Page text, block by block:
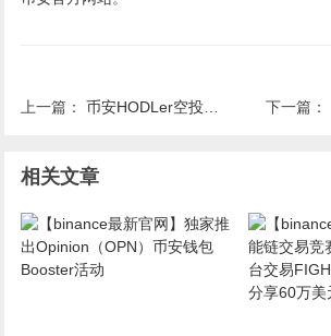
上一篇：币安HODLer空投上线Brevis（BREV），使用BNB申购保本赚币产品，以获得BREV回溯空投 下一篇：
相关文章